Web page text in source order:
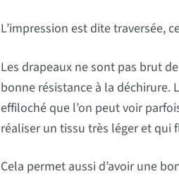
L’impression est dite traversée,
Les drapeaux ne sont pas brut
bonne résistance à la déchirure.
effiloché que l’on peut voir
réaliser un tissu très léger et qui
Cela permet aussi d’avoir une